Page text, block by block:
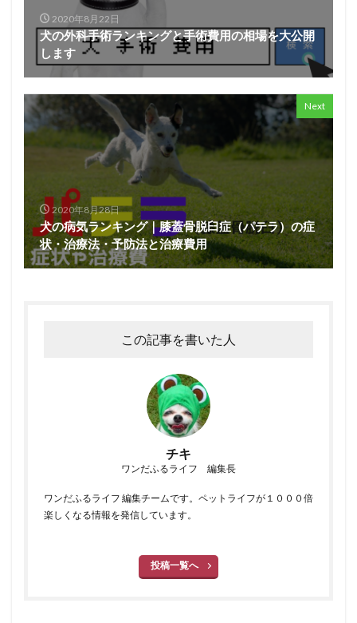
2020年8月22日
犬の外科手術ランキングと手術費用の相場を大公開
します
Next
2020年8月28日
犬の病気ランキング｜膝蓋骨脱臼症（パテラ）の症
状・治療法・予防法と治療費用
この記事を書いた人
チキ
ワンだふるライフ 編集長
ワンだふるライフ 編集チームです。ペットライフが１０００倍
楽しくなる情報を発信しています。
投稿一覧へ